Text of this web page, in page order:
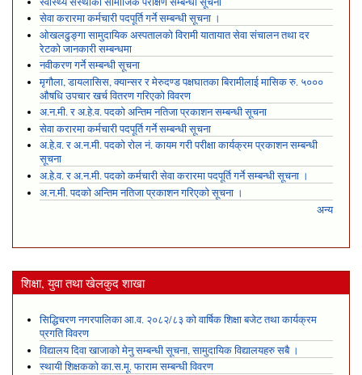
सेवा करारमा कर्मचारी पदपूर्ति गर्ने सम्बन्धी सूचना ।
ओखलढुङ्गा सामुदायिक अस्पतालको विरामी यातायात सेवा संचालन तथा दर
रेटको जानकारी सम्बन्धमा
नवीकरण गर्ने सम्बन्धी सूचना
मृगौला, डायलासिस, क्यान्सर र मेरुदण्ड पक्षघातका बिरामीलाई मासिक रु. ५०००
औषधि उपचार खर्च वितरण गरिएको विवरण
अ.न.मी. र अ.हे.व. पदको अन्तिम नतिजा प्रकाशन सम्बन्धी सूचना
सेवा करारमा कर्मचारी पदपूर्ति गर्ने सम्बन्धी सूचना
अ.हे.व. र अ.न.मी. पदको रोल नं. कायम गरी परीक्षा कार्यक्रम प्रकाशन सम्बन्धी
सूचना
अ.हे.व. र अ.न.मी. पदको कर्मचारी सेवा करारमा पदपूर्ति गर्ने सम्बन्धी सूचना ।
अ.न.मी. पदको अन्तिम नतिजा प्रकाशन गरिएको सूचना ।
अन्य
शिक्षा, युवा तथा खेलकुद शाखा
सिद्धिचरण नगरपालिका आ.व. २०८२/८३ को वार्षिक शिक्षा बजेट तथा कार्यक्रम
प्रगति विवरण
विद्यालय दिवा खाजाको मेनु सम्बन्धी सूचना, सामुदायिक विद्यालयहरु सबै ।
स्थायी शिक्षकको का.स.मू. फाराम सम्बन्धी विवरण